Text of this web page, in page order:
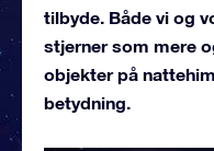
tilbyde. Både vi og
stjerner som mere
objekter på
betydning.